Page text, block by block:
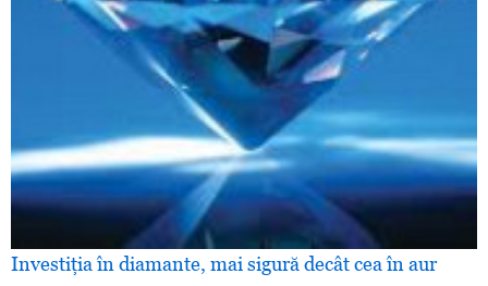
Investiţia în diamante, mai sigură decât cea în aur